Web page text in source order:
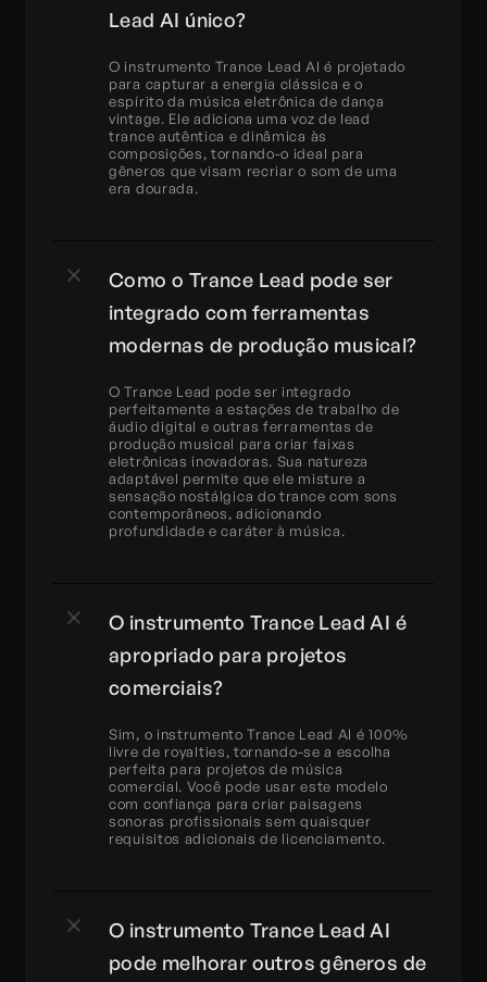
Lead AI único?
O instrumento Trance Lead AI é projetado
para capturar a energia clássica e o
espírito da música eletrônica de dança
vintage. Ele adiciona uma voz de lead
trance autêntica e dinâmica às
composições, tornando-o ideal para
gêneros que visam recriar o som de uma
era dourada.
Como o Trance Lead pode ser
integrado com ferramentas
modernas de produção musical?
O Trance Lead pode ser integrado
perfeitamente a estações de trabalho de
áudio digital e outras ferramentas de
produção musical para criar faixas
eletrônicas inovadoras. Sua natureza
adaptável permite que ele misture a
sensação nostálgica do trance com sons
contemporâneos, adicionando
profundidade e caráter à música.
O instrumento Trance Lead AI é
apropriado para projetos
comerciais?
Sim, o instrumento Trance Lead AI é 100%
livre de royalties, tornando-se a escolha
perfeita para projetos de música
comercial. Você pode usar este modelo
com confiança para criar paisagens
sonoras profissionais sem quaisquer
requisitos adicionais de licenciamento.
O instrumento Trance Lead AI
pode melhorar outros gêneros de